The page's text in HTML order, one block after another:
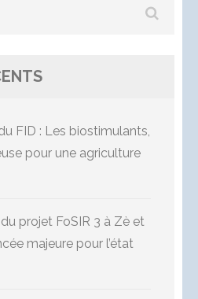
FID : Les biostimulants,
pour une agriculture
projet FoSIR 3 à Zè et
majeure pour l’état